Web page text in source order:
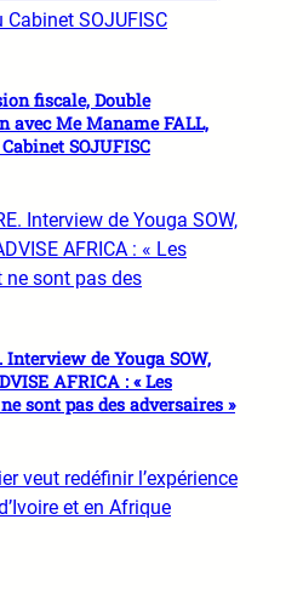
fiscale, Double
Me Maname FALL,
SOJUFISC
de Youga SOW,
AFRICA : « Les
sont pas des adversaires »